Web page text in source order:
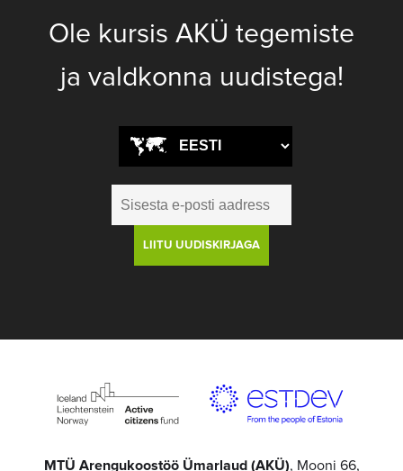
Ole kursis AKÜ tegemiste
ja valdkonna uudistega!
MTÜ Arengukoostöö Ümarlaud (AKÜ), Mooni 66,